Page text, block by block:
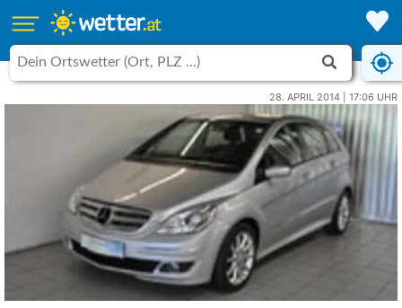
28. APRIL 2014 | 17:06 UHR